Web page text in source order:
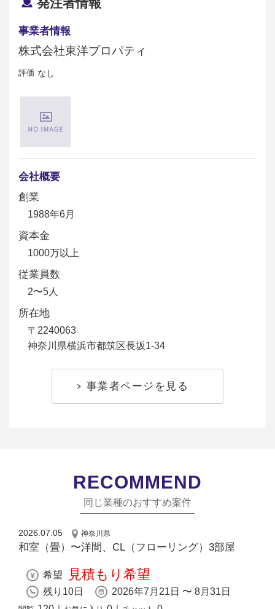
事業者情報
株式会社東洋プロパティ
評価 なし
会社概要
創業
1988年6月
資本金
1000万以上
従業員数
2〜5人
所在地
〒2240063
神奈川県横浜市都筑区長坂1-34
事業者ページを見る
RECOMMEND
同じ業種のおすすめ案件
2026.07.05 神奈川県
和室（畳）〜洋間、CL（フローリング）3部屋
希望 見積もり希望
残り10日 2026年7月21日 〜 8月31日